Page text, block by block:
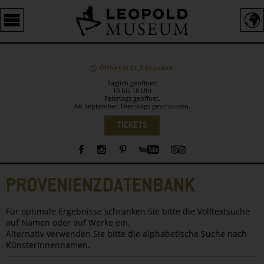
Barrierefreie
Bedienung
der
Öffnet in 11,5 Stunden.
Täglich geöffnet:
10 bis 18 Uhr
Feiertags geöffnet.
Ab September: Dienstags geschlossen.
TICKETS
Sidebar
PROVENIENZDATENBANK
Für optimale Ergebnisse schränken Sie bitte die Volltextsuche
auf Namen oder auf Werke ein.
Alternativ verwenden Sie bitte die alphabetische Suche nach
KünsterInnennamen.